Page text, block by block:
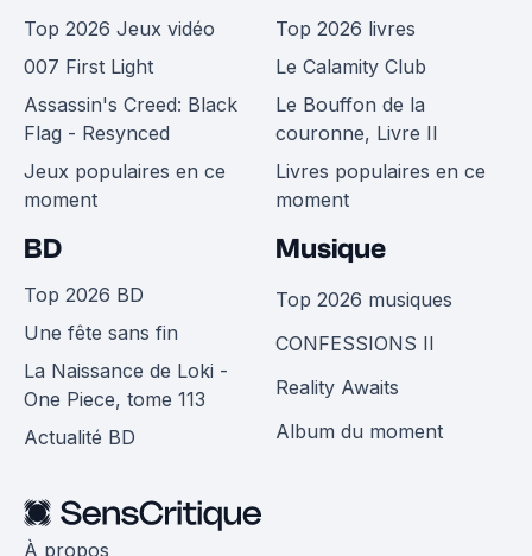
Top 2026 Jeux vidéo
007 First Light
Assassin's Creed: Black
Flag - Resynced
Jeux populaires en ce
moment
Top 2026 livres
Le Calamity Club
Le Bouffon de la
couronne, Livre II
Livres populaires en ce
moment
BD
Top 2026 BD
Une fête sans fin
La Naissance de Loki -
One Piece, tome 113
Actualité BD
Musique
Top 2026 musiques
CONFESSIONS II
Reality Awaits
Album du moment
À propos